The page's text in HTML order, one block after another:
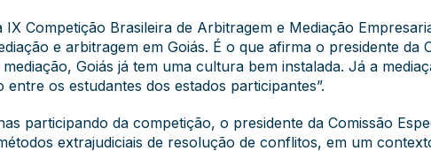
Competição Brasileira de Arbitragem e Mediação
e arbitragem em Goiás. É o que afirma o presidente da
Goiás já tem uma cultura bem instalada. Já a
os estudantes dos estados participantes”.
participando da competição, o presidente da Comissão
extrajudiciais de resolução de conflitos, em um